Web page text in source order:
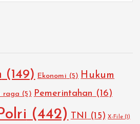
(149) Ekonomi (5) Hukum
raga (5) Pemerintahan (16)
Polri (442) TNI (15) X-File(1)